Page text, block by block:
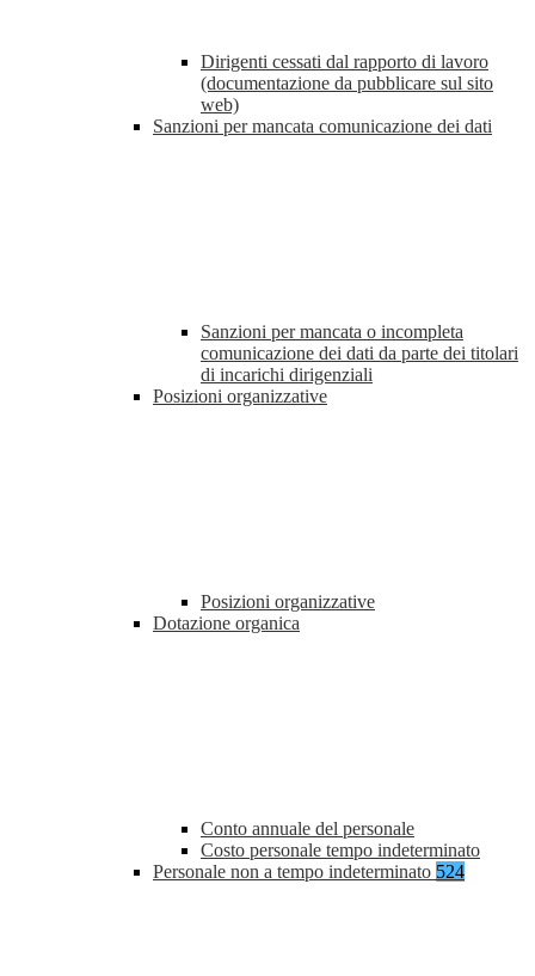
Dirigenti cessati dal rapporto di lavoro
(documentazione da pubblicare sul sito
web)
Sanzioni per mancata comunicazione dei dati
Sanzioni per mancata o incompleta
comunicazione dei dati da parte dei titolari
di incarichi dirigenziali
Posizioni organizzative
Posizioni organizzative
Dotazione organica
Conto annuale del personale
Costo personale tempo indeterminato
Personale non a tempo indeterminato 524